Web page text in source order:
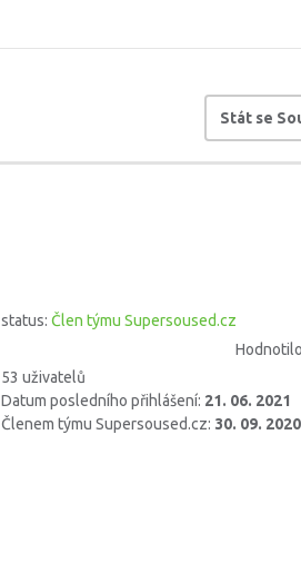
Stát se
status: Člen týmu Supersoused.cz
Hodnotilo
53 uživatelů
Datum posledního přihlášení: 21. 06. 2021
Členem týmu Supersoused.cz: 30. 09. 2020